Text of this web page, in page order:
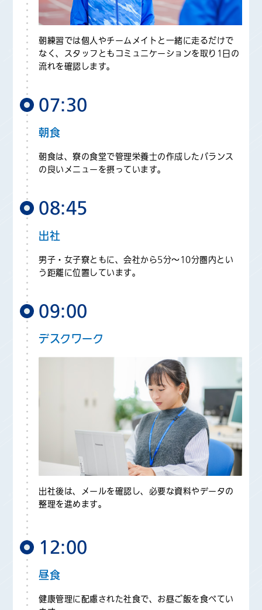
朝練習では個人やチームメイトと一緒に走るだけで
なく、スタッフともコミュニケーションを取り1日の
流れを確認します。
07:30
朝食
朝食は、寮の食堂で管理栄養士の作成したバランス
の良いメニューを摂っています。
08:45
出社
男子・女子寮ともに、会社から5分～10分圏内とい
う距離に位置しています。
09:00
デスクワーク
出社後は、メールを確認し、必要な資料やデータの
整理を進めます。
12:00
昼食
健康管理に配慮された社食で、お昼ご飯を食べてい